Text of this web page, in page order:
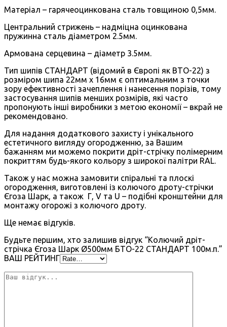
Матеріал – гарячеоцинкована сталь товщиною 0,5мм.
Центральний стрижень – надміцна оцинкована
пружинна сталь діаметром 2.5мм.
Армована серцевина – діаметр 3.5мм.
Тип шипів СТАНДАРТ (відомий в Європі як BTO-22) з
розміром шипа 22мм х 16мм є оптимальним з точки
зору ефективності зачеплення і нанесення порізів, тому
застосування шипів менших розмірів, які часто
пропонують інші виробники з метою економії – вкрай не
рекомендовано.
Для надання додаткового захисту і унікального
естетичного вигляду огородженню, за Вашим
бажанням ми можемо покрити дріт-стрічку полімерним
покриттям будь-якого кольору з широкої палітри RAL.
Також у нас можна замовити спіральні та плоскі
огородження, виготовлені із колючого дроту-стрічки
Єгоза Шарк, а також Г, V та U – подібні кронштейни для
монтажу огорожі з колючого дроту.
Ще немає відгуків.
Будьте першим, хто залишив відгук “Колючий дріт-
стрічка Єгоза Шарк Ø500мм БTO-22 СТАНДАРТ 100м.п.”
ВАШ РЕЙТИНГ